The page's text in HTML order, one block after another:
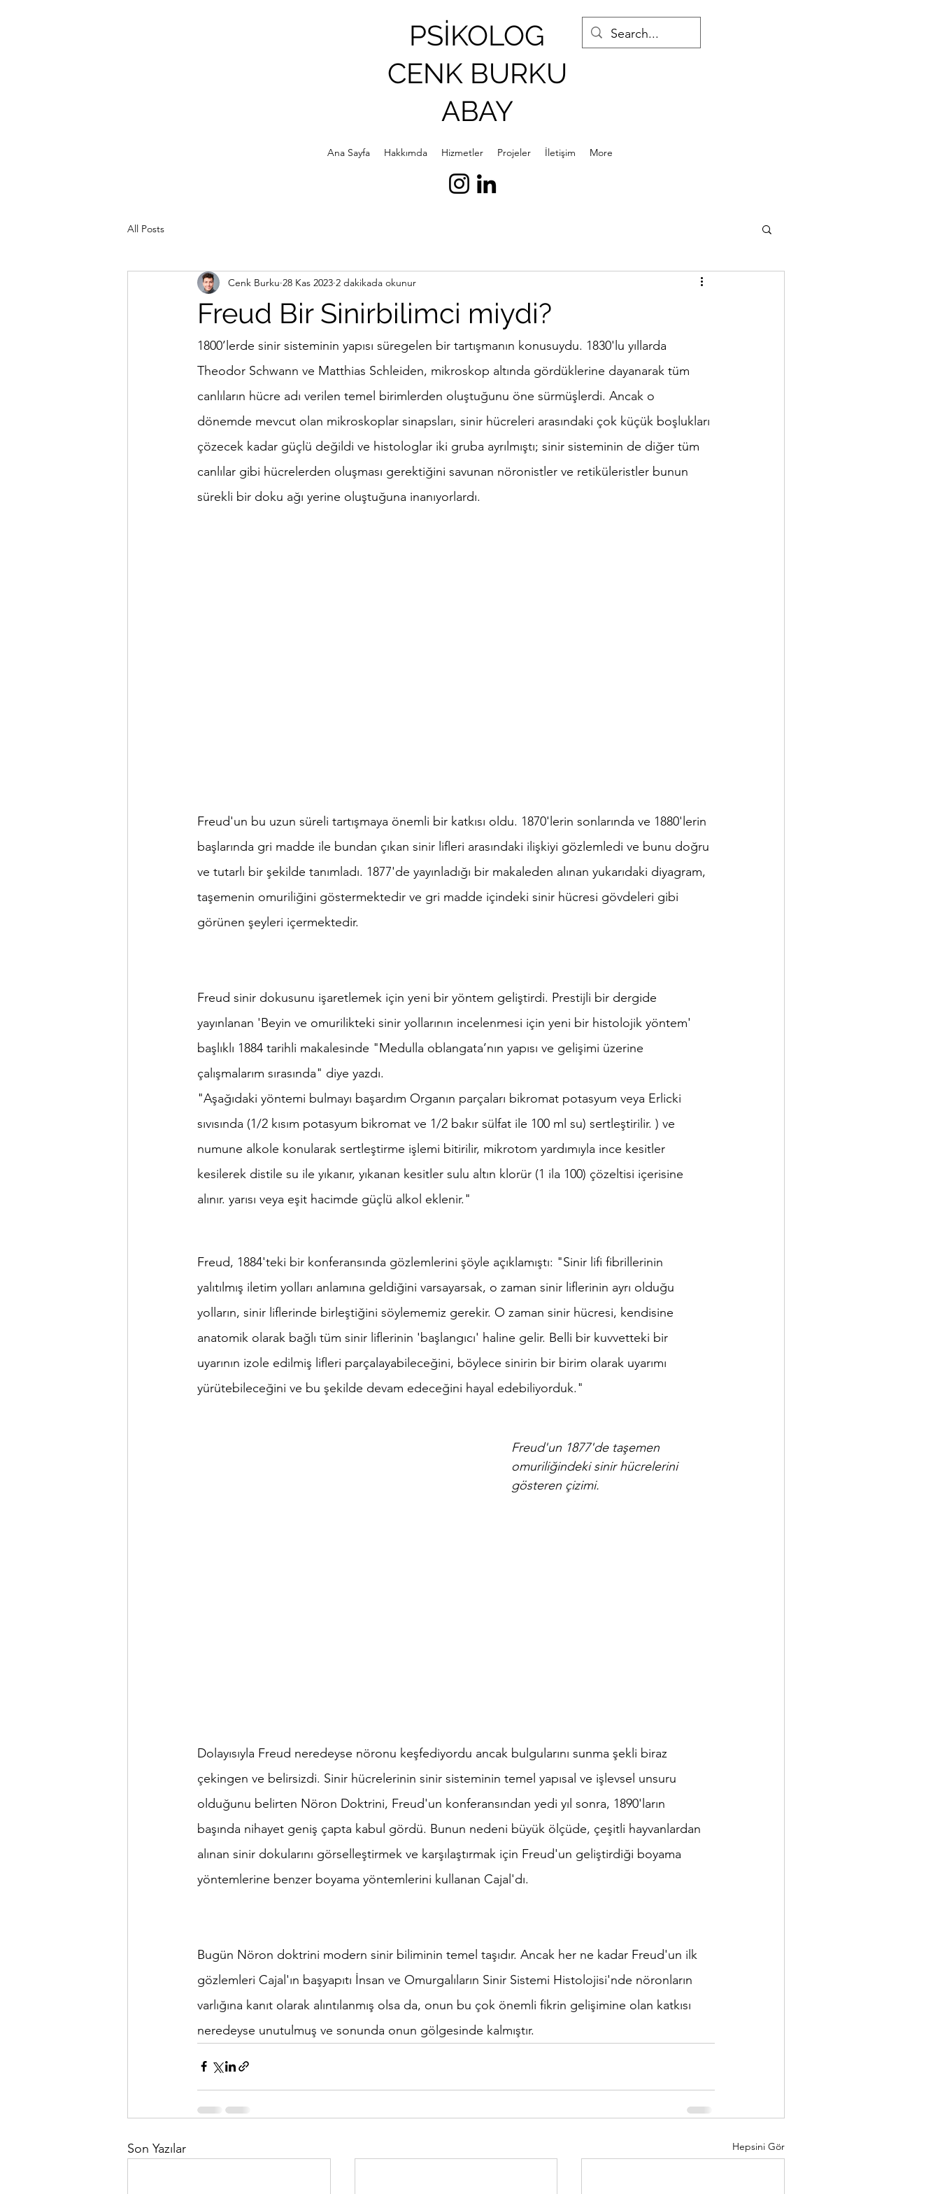
PSİKOLOG
CENK BURKU
ABAY
Ana Sayfa Hakkımda Hizmetler Projeler İletişim More
All Posts
Freud Bir Sinirbilimci miydi?
Cenk Burku 28 Kas 2023 2 dakikada okunur
1800’lerde sinir sisteminin yapısı süregelen bir tartışmanın konusuydu. 1830'lu yıllarda
Theodor Schwann ve Matthias Schleiden, mikroskop altında gördüklerine dayanarak tüm
canlıların hücre adı verilen temel birimlerden oluştuğunu öne sürmüşlerdi. Ancak o
dönemde mevcut olan mikroskoplar sinapsları, sinir hücreleri arasındaki çok küçük boşlukları
çözecek kadar güçlü değildi ve histologlar iki gruba ayrılmıştı; sinir sisteminin de diğer tüm
canlılar gibi hücrelerden oluşması gerektiğini savunan nöronistler ve retiküleristler bunun
sürekli bir doku ağı yerine oluştuğuna inanıyorlardı.
Freud'un bu uzun süreli tartışmaya önemli bir katkısı oldu. 1870'lerin sonlarında ve 1880'lerin
başlarında gri madde ile bundan çıkan sinir lifleri arasındaki ilişkiyi gözlemledi ve bunu doğru
ve tutarlı bir şekilde tanımladı. 1877'de yayınladığı bir makaleden alınan yukarıdaki diyagram,
taşemenin omuriliğini göstermektedir ve gri madde içindeki sinir hücresi gövdeleri gibi
görünen şeyleri içermektedir.
Freud sinir dokusunu işaretlemek için yeni bir yöntem geliştirdi. Prestijli bir dergide
yayınlanan 'Beyin ve omurilikteki sinir yollarının incelenmesi için yeni bir histolojik yöntem'
başlıklı 1884 tarihli makalesinde "Medulla oblangata’nın yapısı ve gelişimi üzerine
çalışmalarım sırasında" diye yazdı.
"Aşağıdaki yöntemi bulmayı başardım Organın parçaları bikromat potasyum veya Erlicki
sıvısında (1/2 kısım potasyum bikromat ve 1/2 bakır sülfat ile 100 ml su) sertleştirilir. ) ve
numune alkole konularak sertleştirme işlemi bitirilir, mikrotom yardımıyla ince kesitler
kesilerek distile su ile yıkanır, yıkanan kesitler sulu altın klorür (1 ila 100) çözeltisi içerisine
alınır. yarısı veya eşit hacimde güçlü alkol eklenir."
Freud, 1884'teki bir konferansında gözlemlerini şöyle açıklamıştı: "Sinir lifi fibrillerinin
yalıtılmış iletim yolları anlamına geldiğini varsayarsak, o zaman sinir liflerinin ayrı olduğu
yolların, sinir liflerinde birleştiğini söylememiz gerekir. O zaman sinir hücresi, kendisine
anatomik olarak bağlı tüm sinir liflerinin 'başlangıcı' haline gelir. Belli bir kuvvetteki bir
uyarının izole edilmiş lifleri parçalayabileceğini, böylece sinirin bir birim olarak uyarımı
yürütebileceğini ve bu şekilde devam edeceğini hayal edebiliyorduk."
Freud'un 1877'de taşemen
omuriliğindeki sinir hücrelerini
gösteren çizimi.
Dolayısıyla Freud neredeyse nöronu keşfediyordu ancak bulgularını sunma şekli biraz
çekingen ve belirsizdi. Sinir hücrelerinin sinir sisteminin temel yapısal ve işlevsel unsuru
olduğunu belirten Nöron Doktrini, Freud'un konferansından yedi yıl sonra, 1890'ların
başında nihayet geniş çapta kabul gördü. Bunun nedeni büyük ölçüde, çeşitli hayvanlardan
alınan sinir dokularını görselleştirmek ve karşılaştırmak için Freud'un geliştirdiği boyama
yöntemlerine benzer boyama yöntemlerini kullanan Cajal'dı.
Bugün Nöron doktrini modern sinir biliminin temel taşıdır. Ancak her ne kadar Freud'un ilk
gözlemleri Cajal'ın başyapıtı İnsan ve Omurgalıların Sinir Sistemi Histolojisi'nde nöronların
varlığına kanıt olarak alıntılanmış olsa da, onun bu çok önemli fikrin gelişimine olan katkısı
neredeyse unutulmuş ve sonunda onun gölgesinde kalmıştır.
Son Yazılar Hepsini Gör